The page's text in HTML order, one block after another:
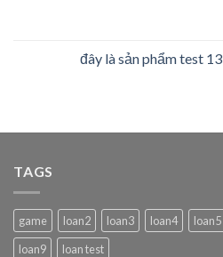
đây là sản phẩm test 13
TAGS
game loan2 loan3 loan4 loan5
loan9
loan test